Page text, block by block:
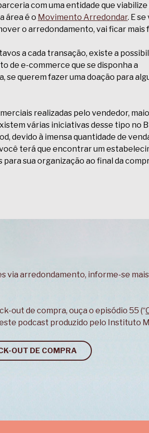
com uma entidade que viabilize
área é o Movimento Arredondar. E
o arredondamento, vai ficar mais
a cada transação, existe a
de e-commerce que se disponha a
se querem fazer uma doação para
realizadas pelo vendedor,
várias iniciativas desse tipo no
devido à imensa quantidade de
terá que encontrar um
sua organização ao final da
via arredondamento, informe-se
out de compra, ouça o episódio 55 (“
podcast produzido pelo Instituto
OUT DE COMPRA